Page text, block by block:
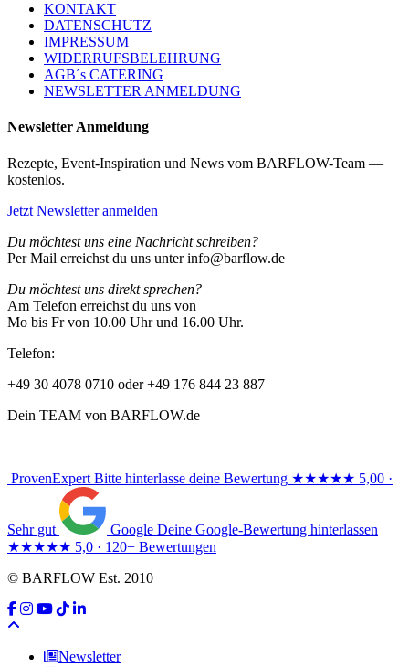
KONTAKT
DATENSCHUTZ
IMPRESSUM
WIDERRUFSBELEHRUNG
AGB´s CATERING
NEWSLETTER ANMELDUNG
Newsletter Anmeldung
Rezepte, Event-Inspiration und News vom BARFLOW-Team —
kostenlos.
Jetzt Newsletter anmelden
Du möchtest uns eine Nachricht schreiben?
Per Mail erreichst du uns unter info@barflow.de
Du möchtest uns direkt sprechen?
Am Telefon erreichst du uns von
Mo bis Fr von 10.00 Uhr und 16.00 Uhr.
Telefon:
+49 30 4078 0710 oder +49 176 844 23 887
Dein TEAM von BARFLOW.de
ProvenExpert Bitte hinterlasse deine Bewertung ★★★★★ 5,00 ·
Sehr gut Google Deine Google-Bewertung hinterlassen
★★★★★ 5,0 · 120+ Bewertungen
© BARFLOW Est. 2010
Newsletter